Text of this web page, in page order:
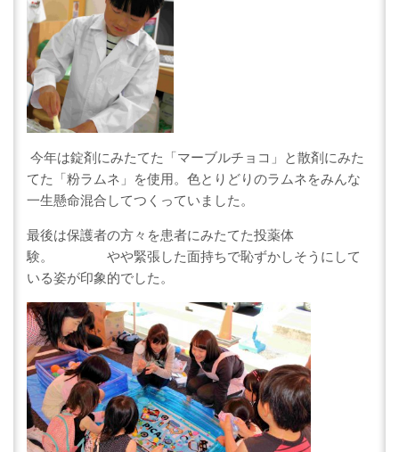
今年は錠剤にみたてた「マーブルチョコ」と散剤にみた
てた「粉ラムネ」を使用。色とりどりのラムネをみんな
一生懸命混合してつくっていました。
最後は保護者の方々を患者にみたてた投薬体
験。 やや緊張した面持ちで恥ずかしそうにして
いる姿が印象的でした。